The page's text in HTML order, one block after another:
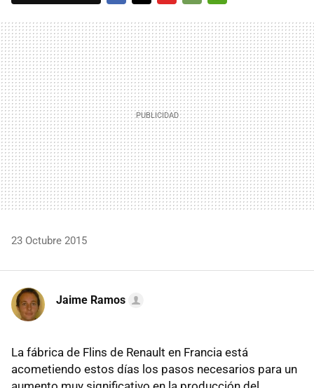
MAIL
23 Octubre 2015
Jaime Ramos
La fábrica de Flins de Renault en Francia está
acometiendo estos días los pasos necesarios para un